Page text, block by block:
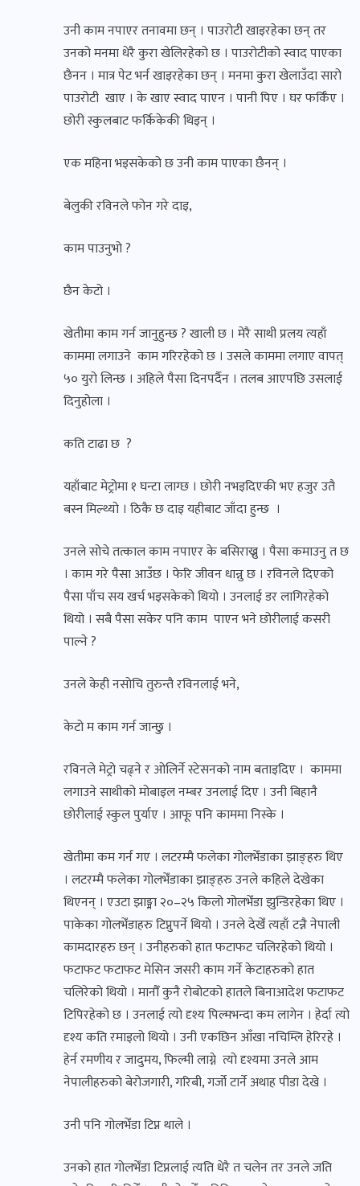
उनी काम नपाएर तनावमा छन् । पाउरोटी खाइरहेका छन् तर
उनको मनमा धेरै कुरा खेलिरहेको छ । पाउरोटीको स्वाद पाएका
छैनन । मात्र पेट भर्न खाइरहेका छन् । मनमा कुरा खेलाउँदा सारो
पाउरोटी खाए । के खाए स्वाद पाएन । पानी पिए । घर फर्किँए ।
छोरी स्कुलबाट फर्किकेकी थिइन् ।
एक महिना भइसकेको छ उनी काम पाएका छैनन् ।
बेलुकी रविनले फोन गरे दाइ,
काम पाउनुभो ?
छैन केटो ।
खेतीमा काम गर्न जानुहुन्छ ? खाली छ । मेरै साथी प्रलय त्यहाँ
काममा लगाउने काम गरिरहेको छ । उसले काममा लगाए वापत्
५० युरो लिन्छ । अहिले पैसा दिनपर्दैन । तलब आएपछि उसलाई
दिनुहोला ।
कति टाढा छ ?
यहाँबाट मेट्रोमा १ घन्टा लाग्छ । छोरी नभइदिएकी भए हजुर उतै
बस्न मिल्थ्यो । ठिकै छ दाइ यहीबाट जाँदा हुन्छ ।
उनले सोचे तत्काल काम नपाएर के बसिराख्नु । पैसा कमाउनु त छ
। काम गरे पैसा आउँछ । फेरि जीवन धान्नु छ । रविनले दिएको
पैसा पाँच सय खर्च भइसकेको थियो । उनलाई डर लागिरहेको
थियो । सबै पैसा सकेर पनि काम पाएन भने छोरीलाई कसरी
पाल्ने ?
उनले केही नसोचि तुरुन्तै रविनलाई भने,
केटो म काम गर्न जान्छु ।
रविनले मेट्रो चढ्ने र ओलिर्ने स्टेसनको नाम बताइदिए । काममा
लगाउने साथीको मोबाइल नम्बर उनलाई दिए । उनी बिहानै
छोरीलाई स्कुल पुर्या‍ए । आफू पनि काममा निस्के ।
खेतीमा कम गर्न गए । लटरम्मै फलेका गोलभेँडाका झाङ्हरु थिए
। लटरम्मै फलेका गोलभेँडाका झाङ्हरु उनले कहिले देखेका
थिएनन् । एउटा झाङ्मा २०–२५ किलो गोलभेँडा झुन्डिरहेका थिए ।
पाकेका गोलभेँडाहरु टिप्नुपर्ने थियो । उनले देखेँ त्यहाँ टन्नै नेपाली
कामदारहरु छन् । उनीहरुको हात फटाफट चलिरहेको थियो ।
फटाफट फटाफट मेसिन जसरी काम गर्ने केटाहरुको हात
चलिरेको थियो । मानौँ कुनै रोबोटको हातले बिनाआदेश फटाफट
टिपिरहेको छ । उनलाई त्यो दृश्य पिल्मभन्दा कम लागेन । हेर्दा त्यो
दृश्य कति रमाइलो थियो । उनी एकछिन आँखा नचिम्लि हेरिरहे ।
हेर्न रमणीय र जादुमय, फिल्मी लाग्ने त्यो दृश्यमा उनले आम
नेपालीहरुको बेरोजगारी, गरिबी, गर्जो टार्ने अथाह पीडा देखे ।
उनी पनि गोलभेँडा टिप्न थाले ।
उनको हात गोलभेँडा टिप्नलाई त्यति धेरै त चलेन तर उनले जति